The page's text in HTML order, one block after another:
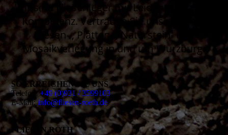
Wir sind Fliesenleger mit Leidenschaft und
Kompetenz. Vertrauen Sie uns rund um
Fliesen- , Platten- , Naturstein- und
Mosaikverlegung in und um Würzburg.
SO ERREICHEN SIE UNS
Telefon:+49 (0)931 / 3599103
E-Mail:info@fliesen-roeth.de
FLIESEN RÖTH